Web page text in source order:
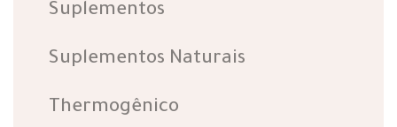
Suplementos
Suplementos Naturais
Thermogênico